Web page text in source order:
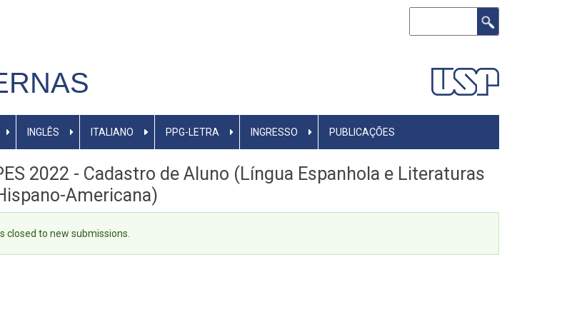
INGLÊS ITALIANO PPG-LETRA INGRESSO PUBLICAÇÕES
2022 - Cadastro de Aluno (Língua Espanhola e Literaturas
Americana)
closed to new submissions.